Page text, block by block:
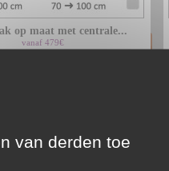
op maat met centrale...
vanaf 479€
van derden toe